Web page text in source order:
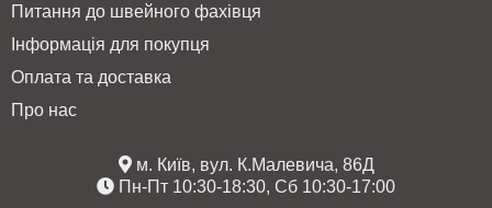
Питання до швейного фахівця
Інформація для покупця
Оплата та доставка
Про нас
м. Київ, вул. К.Малевича, 86Д
Пн-Пт 10:30-18:30, Сб 10:30-17:00